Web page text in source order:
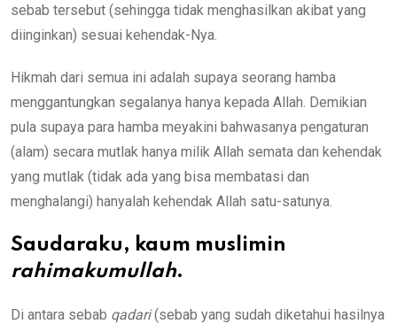
sebab tersebut (sehingga tidak menghasilkan akibat yang
diinginkan) sesuai kehendak-Nya.
Hikmah dari semua ini adalah supaya seorang hamba
menggantungkan segalanya hanya kepada Allah. Demikian
pula supaya para hamba meyakini bahwasanya pengaturan
(alam) secara mutlak hanya milik Allah semata dan kehendak
yang mutlak (tidak ada yang bisa membatasi dan
menghalangi) hanyalah kehendak Allah satu-satunya.
Saudaraku, kaum muslimin
rahimakumullah.
Di antara sebab qadari(sebab yang sudah diketahui hasilnya